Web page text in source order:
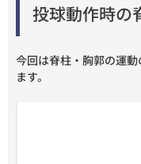
投球動作時の
今回は脊柱・胸郭の運動
ます。